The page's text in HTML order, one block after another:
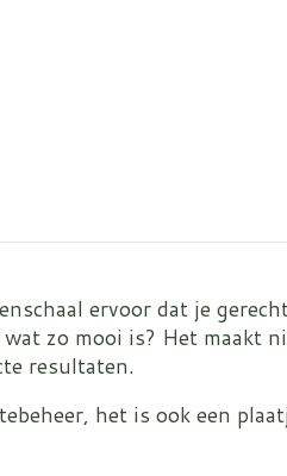
ervoor dat je
zo mooi is? Het maakt
resultaten.
het is ook een